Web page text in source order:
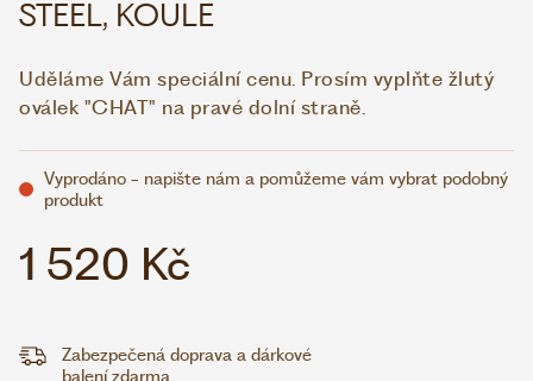
STEEL, KOULE
Uděláme Vám speciální cenu. Prosím vyplňte žlutý
oválek "CHAT" na pravé dolní straně.
Vyprodáno - napište nám a pomůžeme vám vybrat podobný
produkt
1 520 Kč
Zabezpečená doprava a dárkové
balení zdarma.